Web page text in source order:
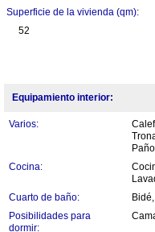
Superficie de la vivienda (qm):
52
Equipamiento interior:
Varios:
Cocina:
Cuarto de baño:
Posibilidades para
dormir: